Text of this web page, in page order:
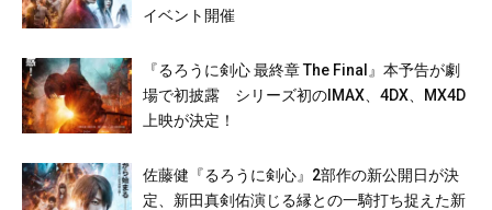
イベント開催
『るろうに剣心 最終章 The Final』本予告が劇
場で初披露 シリーズ初のIMAX、4DX、MX4D
上映が決定！
佐藤健『るろうに剣心』2部作の新公開日が決
定、新田真剣佑演じる縁との一騎打ち捉えた新